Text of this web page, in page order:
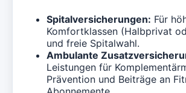
Spitalversicherungen: Für
Komfortklassen (Halbprivat
und freie Spitalwahl.
Ambulante
Leistungen für
Prävention und Beiträge an